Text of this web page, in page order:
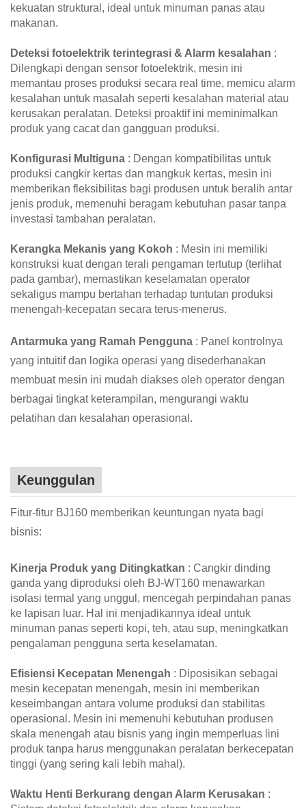
kekuatan struktural, ideal untuk minuman panas atau
makanan.
Deteksi fotoelektrik terintegrasi & Alarm kesalahan :
Dilengkapi dengan sensor fotoelektrik, mesin ini
memantau proses produksi secara real time, memicu alarm
kesalahan untuk masalah seperti kesalahan material atau
kerusakan peralatan. Deteksi proaktif ini meminimalkan
produk yang cacat dan gangguan produksi.
Konfigurasi Multiguna : Dengan kompatibilitas untuk
produksi cangkir kertas dan mangkuk kertas, mesin ini
memberikan fleksibilitas bagi produsen untuk beralih antar
jenis produk, memenuhi beragam kebutuhan pasar tanpa
investasi tambahan peralatan.
Kerangka Mekanis yang Kokoh : Mesin ini memiliki
konstruksi kuat dengan terali pengaman tertutup (terlihat
pada gambar), memastikan keselamatan operator
sekaligus mampu bertahan terhadap tuntutan produksi
menengah-kecepatan secara terus-menerus.
Antarmuka yang Ramah Pengguna : Panel kontrolnya
yang intuitif dan logika operasi yang disederhanakan
membuat mesin ini mudah diakses oleh operator dengan
berbagai tingkat keterampilan, mengurangi waktu
pelatihan dan kesalahan operasional.
Keunggulan
Fitur-fitur BJ160 memberikan keuntungan nyata bagi
bisnis:
Kinerja Produk yang Ditingkatkan : Cangkir dinding
ganda yang diproduksi oleh BJ-WT160 menawarkan
isolasi termal yang unggul, mencegah perpindahan panas
ke lapisan luar. Hal ini menjadikannya ideal untuk
minuman panas seperti kopi, teh, atau sup, meningkatkan
pengalaman pengguna serta keselamatan.
Efisiensi Kecepatan Menengah : Diposisikan sebagai
mesin kecepatan menengah, mesin ini memberikan
keseimbangan antara volume produksi dan stabilitas
operasional. Mesin ini memenuhi kebutuhan produsen
skala menengah atau bisnis yang ingin memperluas lini
produk tanpa harus menggunakan peralatan berkecepatan
tinggi (yang sering kali lebih mahal).
Waktu Henti Berkurang dengan Alarm Kerusakan :